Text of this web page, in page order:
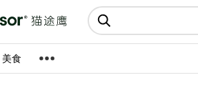
美食十亿条
美食